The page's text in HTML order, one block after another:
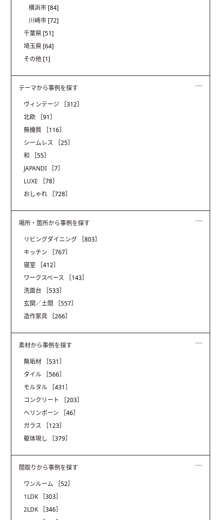
横浜市 [84]
川崎市 [72]
千葉県 [51]
埼玉県 [64]
その他 [1]
テーマから事例を探す
ヴィンテージ
［312］
北欧
［91］
無機質
［116］
シームレス
［25］
和
［55］
JAPANDI
［7］
LUXE
［78］
おしゃれ
［728］
場所・箇所から事例を探す
リビングダイニング
［803］
キッチン
［767］
寝室
［412］
ワークスペース
［143］
洗面台
［533］
玄関／土間
［557］
造作家具
［266］
素材から事例を探す
無垢材
［531］
タイル
［566］
モルタル
［431］
コンクリート
［203］
ヘリンボーン
［46］
ガラス
［123］
躯体現し
［379］
間取りから事例を探す
ワンルーム
［52］
1LDK
［303］
2LDK
［346］